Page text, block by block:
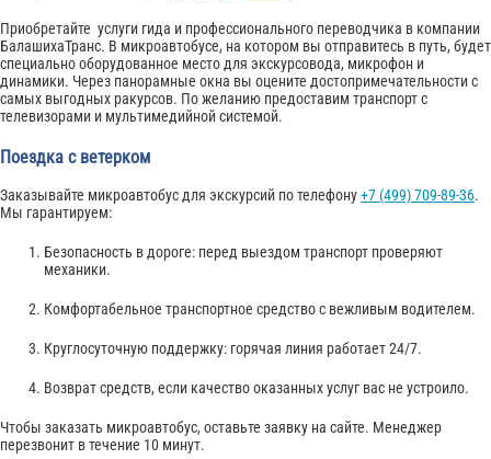
Приобретайте услуги гида и профессионального переводчика в компании
БалашихаТранс. В микроавтобусе, на котором вы отправитесь в путь, будет
специально оборудованное место для экскурсовода, микрофон и
динамики. Через панорамные окна вы оцените достопримечательности с
самых выгодных ракурсов. По желанию предоставим транспорт с
телевизорами и мультимедийной системой.
Поездка с ветерком
Заказывайте микроавтобус для экскурсий по телефону+7 (499) 709-89-36.
Мы гарантируем:
Безопасность в дороге: перед выездом транспорт проверяют
механики.
Комфортабельное транспортное средство с вежливым водителем.
Круглосуточную поддержку: горячая линия работает 24/7.
Возврат средств, если качество оказанных услуг вас не устроило.
Чтобы заказать микроавтобус, оставьте заявку на сайте. Менеджер
перезвонит в течение 10 минут.